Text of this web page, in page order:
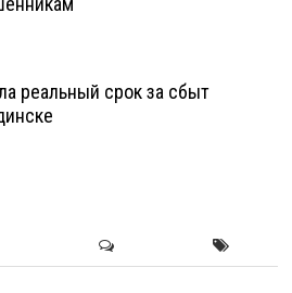
реальный срок за сбыт